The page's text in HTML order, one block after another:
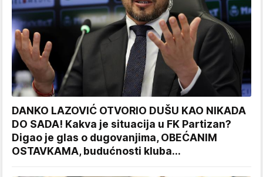
DANKO LAZOVIĆ OTVORIO DUŠU KAO NIKADA
DO SADA! Kakva je situacija u FK Partizan?
Digao je glas o dugovanjima, OBEĆANIM
OSTAVKAMA, budućnosti kluba...